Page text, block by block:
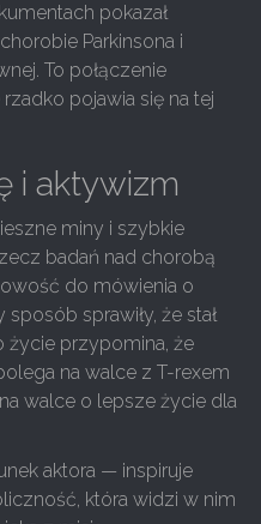
pokazał
Parkinsona i
To połączenie
pojawia się na tej
i aktywizm
miny i szybkie
badań nad chorobą
do mówienia o
sprawiły, że stał
życie przypomina, że
na walce z T-rexem
walce o lepsze życie dla
aktora — inspiruje
która widzi w nim